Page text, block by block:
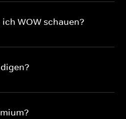
WOW schauen?